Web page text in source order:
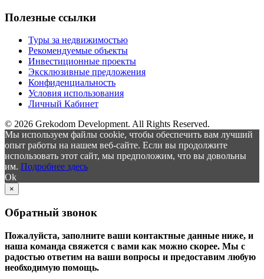
Полезные ссылки
Туры за недвижимостью
Рекомендуемые объекты
Инвестиционные проекты
Эксклюзивные предложения
Конфиденциальность
Условия использования
Личный Кабинет
© 2026 Grekodom Development. All Rights Reserved.
Мы используем файлы cookie, чтобы обеспечить вам лучший
опыт работы на нашем веб-сайте. Если вы продолжите
использовать этот сайт, мы предположим, что вы довольны
им. Подробнее здесь
Ok
×
Обратный звонок
Пожалуйста, заполните ваши контактные данные ниже, и
наша команда свяжется с вами как можно скорее. Мы с
радостью ответим на ваши вопросы и предоставим любую
необходимую помощь.